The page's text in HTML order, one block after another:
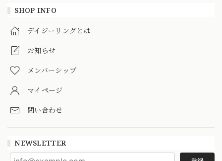
SHOP INFO
デイジーリングとは
お知らせ
メンバーシップ
マイページ
問い合わせ
NEWSLETTER